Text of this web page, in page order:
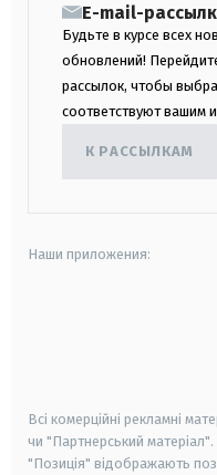
E-mail-
Будьте в курсе всех
обновлений!
рассылок, чтобы
соответствуют вашим
К РАССЫЛКАМ
Наши приложения:
Всі комерційні рекламні
чи "Партнерський
"Позиція" відображають